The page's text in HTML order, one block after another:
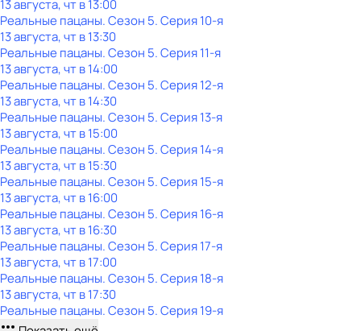
13 августа, чт в 13:00
Реальные пацаны. Сезон 5. Серия 10-я
13 августа, чт в 13:30
Реальные пацаны. Сезон 5. Серия 11-я
13 августа, чт в 14:00
Реальные пацаны. Сезон 5. Серия 12-я
13 августа, чт в 14:30
Реальные пацаны. Сезон 5. Серия 13-я
13 августа, чт в 15:00
Реальные пацаны. Сезон 5. Серия 14-я
13 августа, чт в 15:30
Реальные пацаны. Сезон 5. Серия 15-я
13 августа, чт в 16:00
Реальные пацаны. Сезон 5. Серия 16-я
13 августа, чт в 16:30
Реальные пацаны. Сезон 5. Серия 17-я
13 августа, чт в 17:00
Реальные пацаны. Сезон 5. Серия 18-я
13 августа, чт в 17:30
Реальные пацаны. Сезон 5. Серия 19-я